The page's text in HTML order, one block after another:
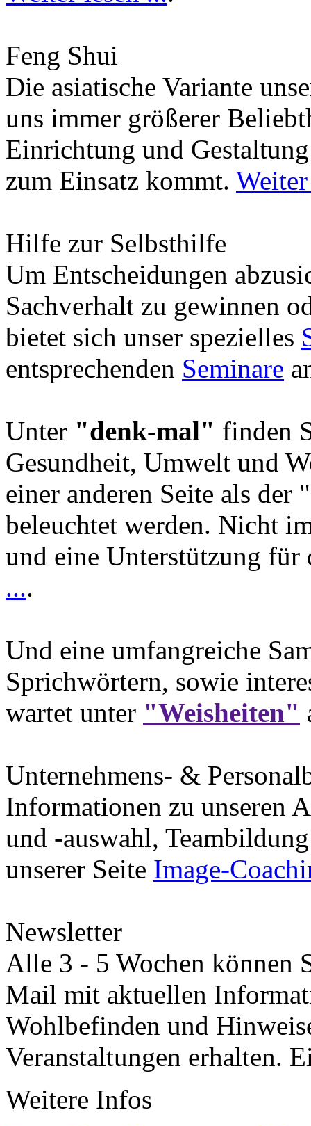
Feng Shui
Die asiatische Variante
uns immer größerer
Einrichtung und
zum Einsatz kommt.
Hilfe zur Selbsthilfe
Um Entscheidungen
Sachverhalt zu gewinnen
bietet sich unser spezielles
entsprechenden Seminare
Unter "denk-mal" finden
Gesundheit, Umwelt und
einer anderen Seite als
beleuchtet werden. Nicht
und eine Unterstützung
....
Und eine umfangreiche
Sprichwörtern, sowie
wartet unter "Weisheiten"
Unternehmens- &
Informationen zu unseren
und -auswahl,
unserer Seite Image-
Newsletter
Alle 3 - 5 Wochen können
Mail mit aktuellen
Wohlbefinden und
Veranstaltungen erhalten.
Weitere Infos